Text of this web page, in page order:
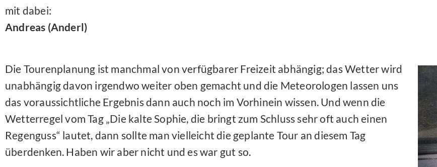
mit dabei:
Andreas (Anderl)
Die Tourenplanung ist manchmal von verfügbarer Freizeit abhängig; das Wetter wird
unabhängig davon irgendwo weiter oben gemacht und die Meteorologen lassen uns
das voraussichtliche Ergebnis dann auch noch im Vorhinein wissen. Und wenn die
Wetterregel vom Tag „Die kalte Sophie, die bringt zum Schluss sehr oft auch einen
Regenguss“ lautet, dann sollte man vielleicht die geplante Tour an diesem Tag
überdenken. Haben wir aber nicht und es war gut so.